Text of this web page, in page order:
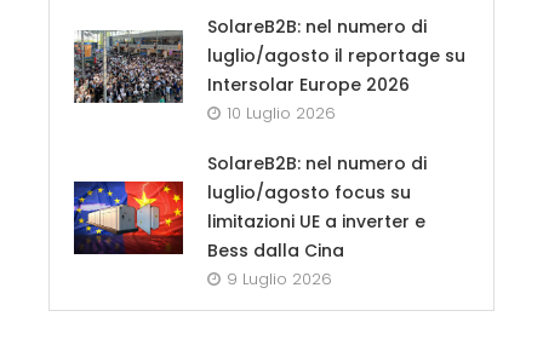
SolareB2B: nel numero di
luglio/agosto il reportage su
Intersolar Europe 2026
10 Luglio 2026
SolareB2B: nel numero di
luglio/agosto focus su
limitazioni UE a inverter e
Bess dalla Cina
9 Luglio 2026